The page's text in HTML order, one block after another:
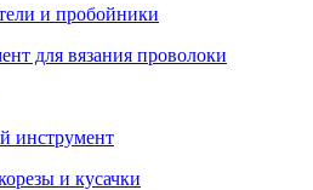
и пробойники
для вязания проволоки
инструмент
и кусачки